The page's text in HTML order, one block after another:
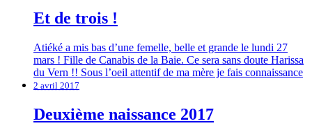
Et de trois !
Atiéké a mis bas d’une femelle, belle et grande le lundi 27
mars ! Fille de Canabis de la Baie. Ce sera sans doute Harissa
du Vern !! Sous l’oeil attentif de ma mère je fais connaissance
2 avril 2017
Deuxième naissance 2017